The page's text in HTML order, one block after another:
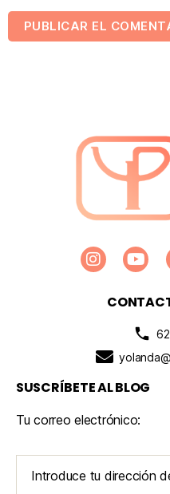
SUSCRÍBETE AL BLOG
Tu correo electrónico: